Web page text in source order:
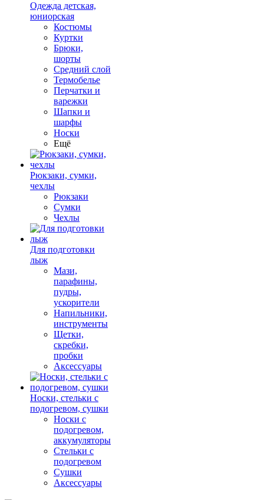
Одежда детская,
юниорская
Костюмы
Куртки
Брюки,
шорты
Средний слой
Термобелье
Перчатки и
варежки
Шапки и
шарфы
Носки
Ещё
Рюкзаки, сумки,
чехлы
Рюкзаки
Сумки
Чехлы
Для подготовки
лыж
Мази,
парафины,
пудры,
ускорители
Напильники,
инструменты
Щетки,
скребки,
пробки
Аксессуары
Носки, стельки с
подогревом, сушки
Носки с
подогревом,
аккумуляторы
Стельки с
подогревом
Сушки
Аксессуары